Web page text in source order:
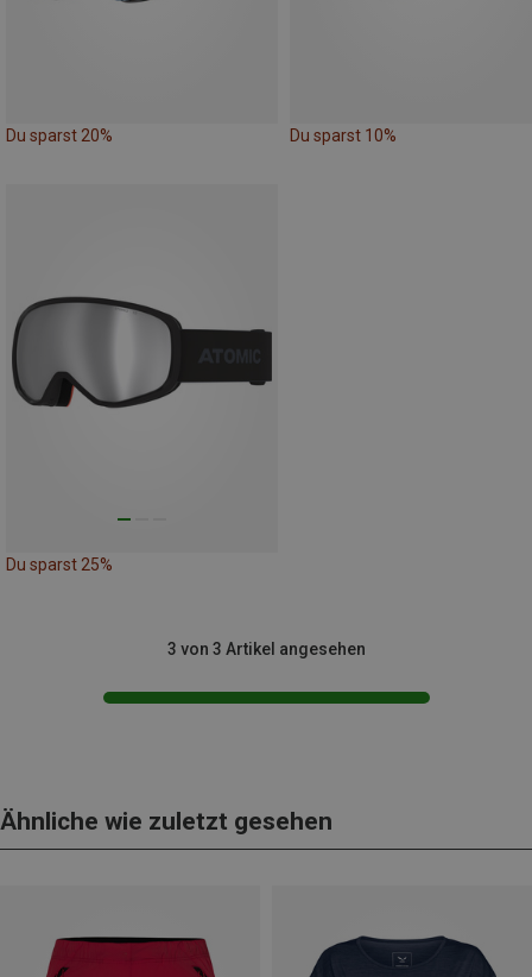
Du sparst 20% Du sparst 10%
Du sparst 25%
3 von 3 Artikel angesehen
Ähnliche wie zuletzt gesehen